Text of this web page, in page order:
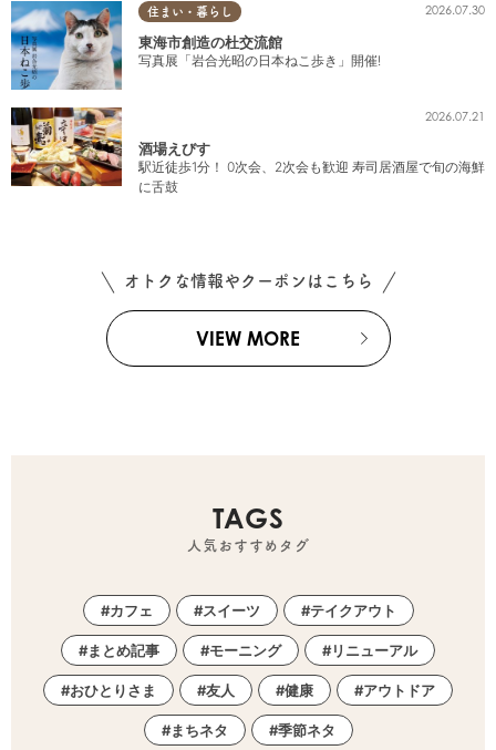
住まい・暮らし 2026.07.30
東海市創造の杜交流館
写真展「岩合光昭の日本ねこ歩き」開催!
2026.07.21
酒場えびす
駅近徒歩1分！ 0次会、2次会も歓迎 寿司居酒屋で旬の海鮮
に舌鼓
オトクな情報やクーポンはこちら
VIEW MORE
TAGS
人気おすすめタグ
カフェ スイーツ テイクアウト
まとめ記事 モーニング リニューアル
おひとりさま 友人 健康 アウトドア
まちネタ 季節ネタ